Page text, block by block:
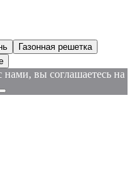
Газонная решетка
нами, вы соглашаетесь на